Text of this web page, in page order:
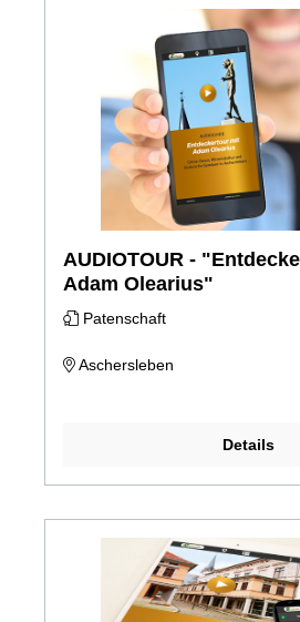
AUDIOTOUR -
Adam Olearius"
Patenschaft
Aschersleben
Details